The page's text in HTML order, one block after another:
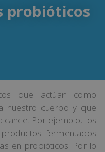
probióticos
que actúan como
nuestro cuerpo y que
Por ejemplo, los
fermentados
en probióticos. Por lo